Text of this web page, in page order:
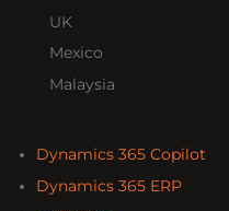
UK
Mexico
Malaysia
Dynamics 365 Copilot
Dynamics 365 ERP